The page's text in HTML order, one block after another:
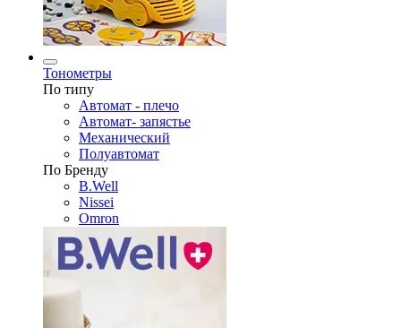
Тонометры
По типу
Автомат - плечо
Автомат- запястье
Механический
Полуавтомат
По Бренду
B.Well
Nissei
Omron